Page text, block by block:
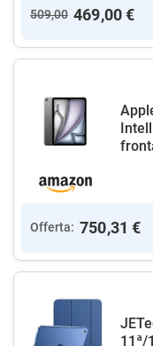
509,00 469,00 €
Offerta: 750,31 €
11ª/